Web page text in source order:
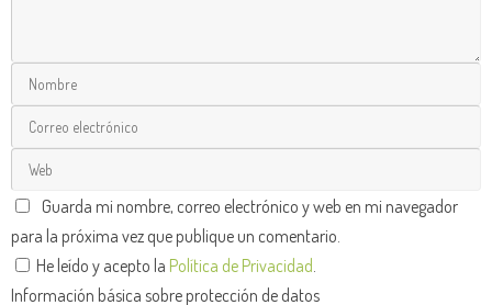
Guarda mi nombre, correo electrónico y web en mi navegador
para la próxima vez que publique un comentario.
He leído y acepto la Política de Privacidad
Información básica sobre protección de datos